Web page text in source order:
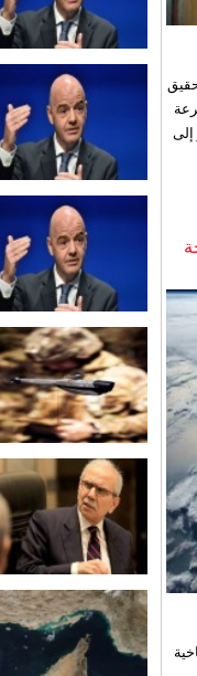
إلى